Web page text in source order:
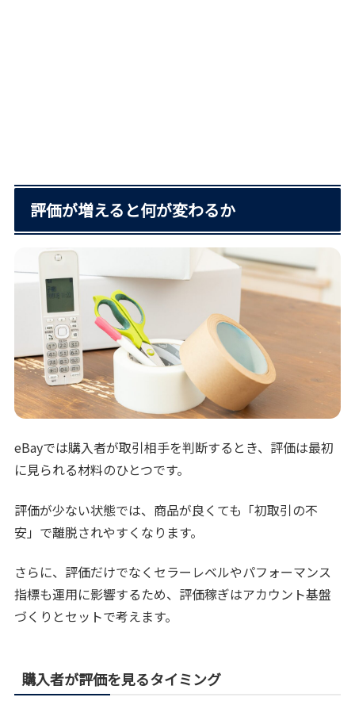
評価が増えると何が変わるか
eBayでは購入者が取引相手を判断するとき、評価は最初
に見られる材料のひとつです。
評価が少ない状態では、商品が良くても「初取引の不
安」で離脱されやすくなります。
さらに、評価だけでなくセラーレベルやパフォーマンス
指標も運用に影響するため、評価稼ぎはアカウント基盤
づくりとセットで考えます。
購入者が評価を見るタイミング